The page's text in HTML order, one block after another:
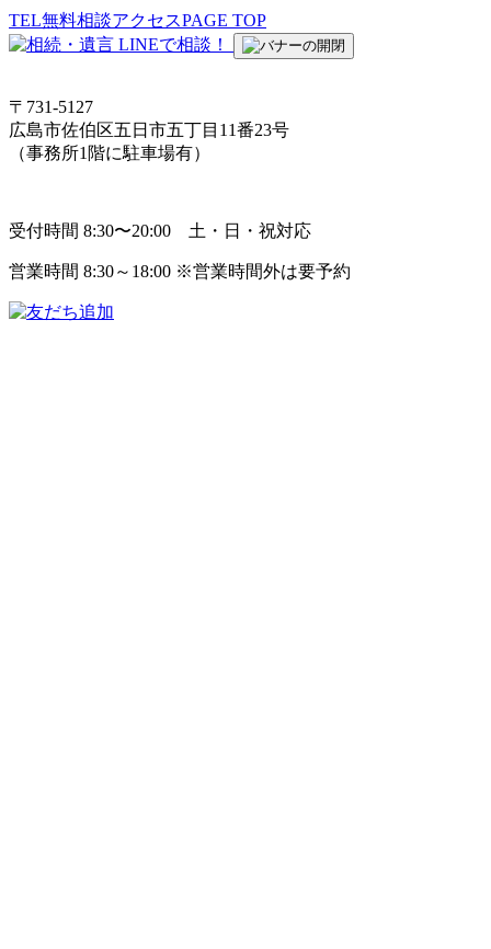
TEL無料相談アクセスPAGE TOP
〒731-5127
広島市佐伯区五日市五丁目11番23号
（事務所1階に駐車場有）
受付時間 8:30〜20:00 土・日・祝対応
営業時間 8:30～18:00 ※営業時間外は要予約